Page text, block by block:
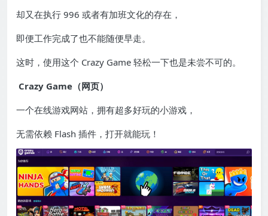
却又在执行 996 或者有加班文化的存在，
即便工作完成了也不能随便早走。
这时，使用这个 Crazy Game 轻松一下也是未尝不可的。
Crazy Game（网页）
一个在线游戏网站，拥有超多好玩的小游戏，
无需依赖 Flash 插件，打开就能玩！